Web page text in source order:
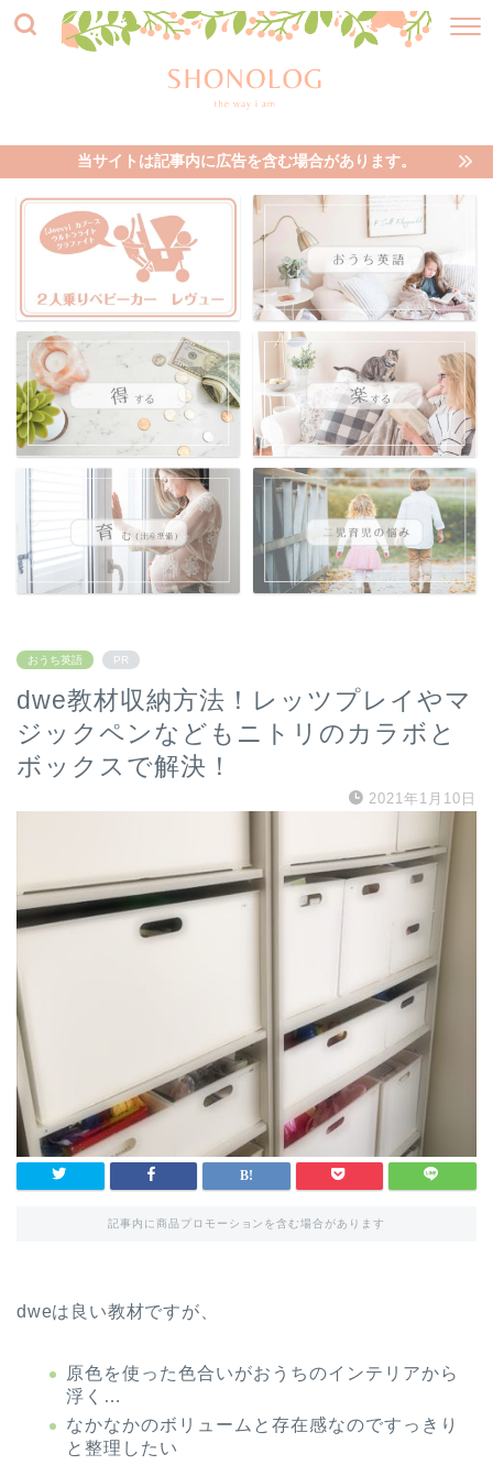
当サイトは記事内に広告を含む場合があります。
おうち英語 PR
dwe教材収納方法！レッツプレイやマ
ジックペンなどもニトリのカラボと
ボックスで解決！
2021年1月10日
記事内に商品プロモーションを含む場合があります
dweは良い教材ですが、
原色を使った色合いがおうちのインテリアから
浮く…
なかなかのボリュームと存在感なのですっきり
と整理したい